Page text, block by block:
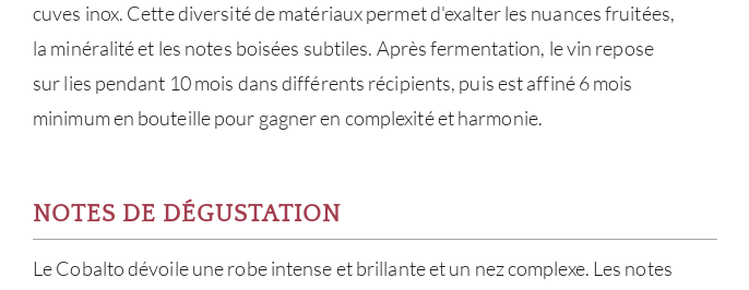
cuves inox. Cette diversité de matériaux permet d'exalter les nuances fruitées,
la minéralité et les notes boisées subtiles. Après fermentation, le vin repose
sur lies pendant 10 mois dans différents récipients, puis est affiné 6 mois
minimum en bouteille pour gagner en complexité et harmonie.
NOTES DE DÉGUSTATION
Le Cobalto dévoile une robe intense et brillante et un nez complexe. Les notes